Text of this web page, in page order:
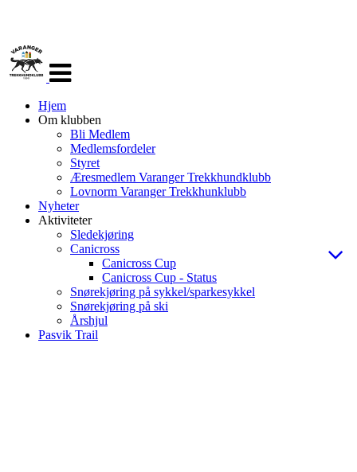
navigasjon
Hjem
Om klubben
Bli Medlem
Medlemsfordeler
Styret
Æresmedlem Varanger Trekkhundklubb
Lovnorm Varanger Trekkhunklubb
Nyheter
Aktiviteter
Sledekjøring
Canicross
Canicross Cup
Canicross Cup - Status
Snørekjøring på sykkel/sparkesykkel
Snørekjøring på ski
Årshjul
Pasvik Trail